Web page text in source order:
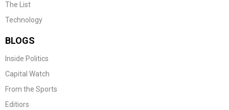
The List
Technology
BLOGS
Inside Politics
Capital Watch
From the Sports
Editiors